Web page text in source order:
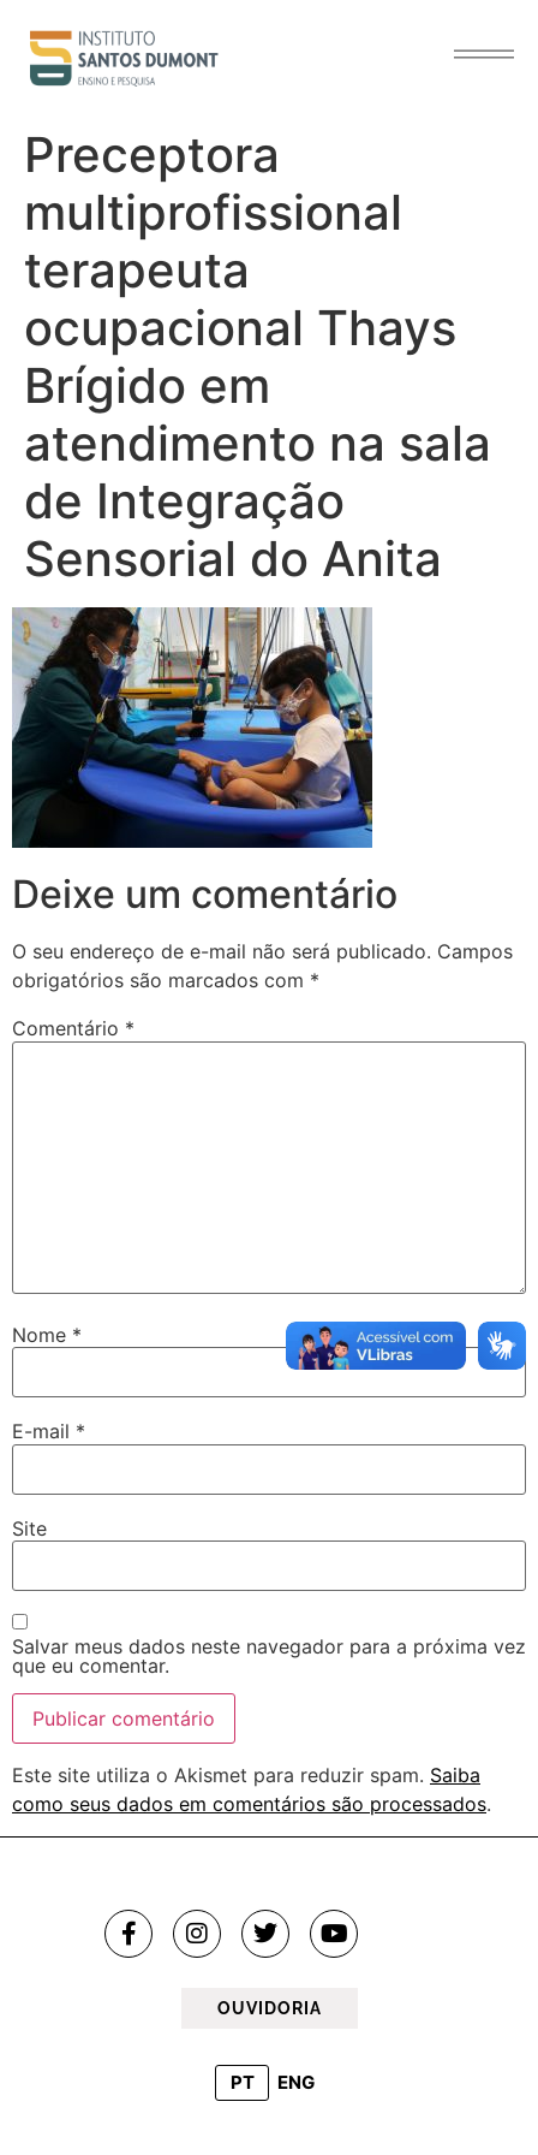
conteúdo
Preceptora
multiprofissional
terapeuta
ocupacional Thays
Brígido em
atendimento na sala
de Integração
Sensorial do Anita
Deixe um comentário
O seu endereço de e-mail não será publicado. Campos
obrigatórios são marcados com *
Comentário *
Nome *
E-mail *
Site
Salvar meus dados neste navegador para a próxima vez
que eu comentar.
Este site utiliza o Akismet para reduzir spam. Saiba
como seus dados em comentários são processados.
OUVIDORIA
PT ENG